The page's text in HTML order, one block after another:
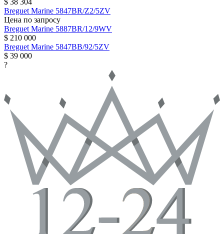
$ 38 304
Breguet Marine 5847BR/Z2/5ZV
Цена по запросу
Breguet Marine 5887BR/12/9WV
$ 210 000
Breguet Marine 5847BB/92/5ZV
$ 39 000
?